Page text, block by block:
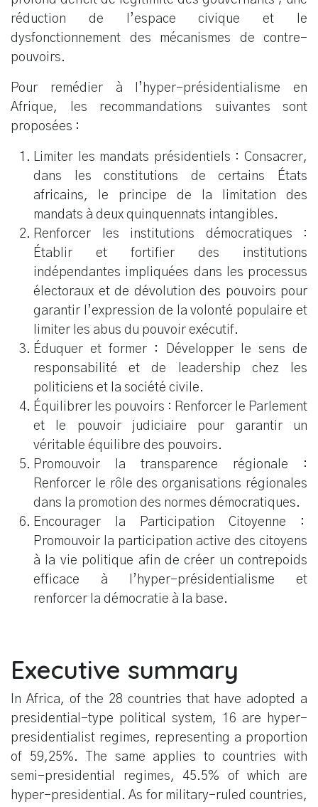
réduction de l’espace civique et le
dysfonctionnement des mécanismes de contre-
pouvoirs.
Pour remédier à l’hyper-présidentialisme en
Afrique, les recommandations suivantes sont
proposées :
Limiter les mandats présidentiels : Consacrer,
dans les constitutions de certains États
africains, le principe de la limitation des
mandats à deux quinquennats intangibles.
Renforcer les institutions démocratiques :
Établir et fortifier des institutions
indépendantes impliquées dans les processus
électoraux et de dévolution des pouvoirs pour
garantir l’expression de la volonté populaire et
limiter les abus du pouvoir exécutif.
Éduquer et former : Développer le sens de
responsabilité et de leadership chez les
politiciens et la société civile.
Équilibrer les pouvoirs : Renforcer le Parlement
et le pouvoir judiciaire pour garantir un
véritable équilibre des pouvoirs.
Promouvoir la transparence régionale :
Renforcer le rôle des organisations régionales
dans la promotion des normes démocratiques.
Encourager la Participation Citoyenne :
Promouvoir la participation active des citoyens
à la vie politique afin de créer un contrepoids
efficace à l’hyper-présidentialisme et
renforcer la démocratie à la base.
Executive summary
In Africa, of the 28 countries that have adopted a
presidential-type political system, 16 are hyper-
presidentialist regimes, representing a proportion
of 59,25%. The same applies to countries with
semi-presidential regimes, 45.5% of which are
hyper-presidential. As for military-ruled countries,